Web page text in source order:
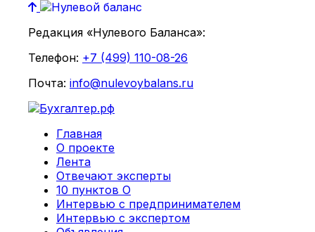
Редакция «Нулевого Баланса»:
Телефон: +7 (499) 110-08-26
Почта: info@nulevoybalans.ru
Главная
О проекте
Лента
Отвечают эксперты
10 пунктов О
Интервью с предпринимателем
Интервью с экспертом